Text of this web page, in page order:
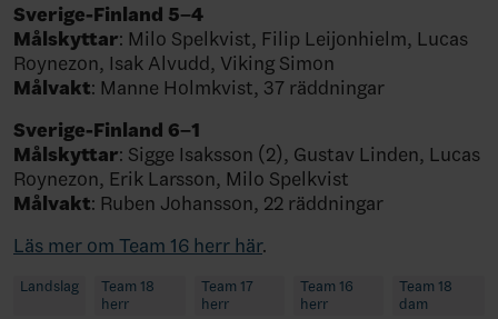
Sverige-Finland 5–4
Målskyttar: Milo Spelkvist, Filip Leijonhielm, Lucas
Roynezon, Isak Alvudd, Viking Simon⁠
Målvakt: Manne Holmkvist, 37 räddningar
Sverige-Finland 6–1
Målskyttar: Sigge Isaksson (2), Gustav Linden, Lucas
Roynezon, Erik Larsson, Milo Spelkvist
Målvakt: Ruben Johansson, 22 räddningar
Läs mer om Team 16 herr här.
Landslag
Team 18
herr
Team 17
herr
Team 16
herr
Team 18
dam